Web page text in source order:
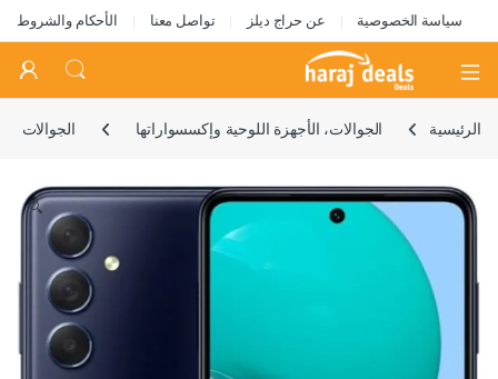
سياسة الخصوصية عن حراج ديلز تواصل معنا الأحكام والشروط
Open
الرئيسية الجوالات، الأجهزة اللوحية وإكسسواراتها الجوالات
🔍